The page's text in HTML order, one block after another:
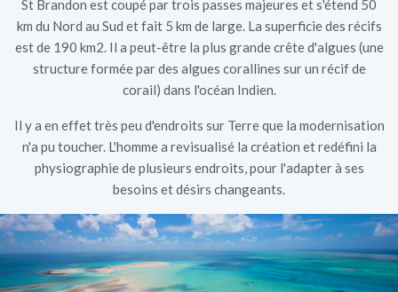
St Brandon est coupé par trois passes majeures et s'étend 50
km du Nord au Sud et fait 5 km de large. La superficie des récifs
est de 190 km2. Il a peut-être la plus grande crête d'algues (une
structure formée par des algues corallines sur un récif de
corail) dans l'océan Indien.
Il y a en effet très peu d'endroits sur Terre que la modernisation
n'a pu toucher. L'homme a revisualisé la création et redéfini la
physiographie de plusieurs endroits, pour l'adapter à ses
besoins et désirs changeants.